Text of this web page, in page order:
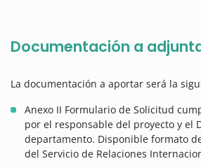
Documentación a
La documentación a aportar será la
Anexo II Formulario de Solicitud
por el responsable del proyecto y el
departamento. Disponible formato
del Servicio de Relaciones